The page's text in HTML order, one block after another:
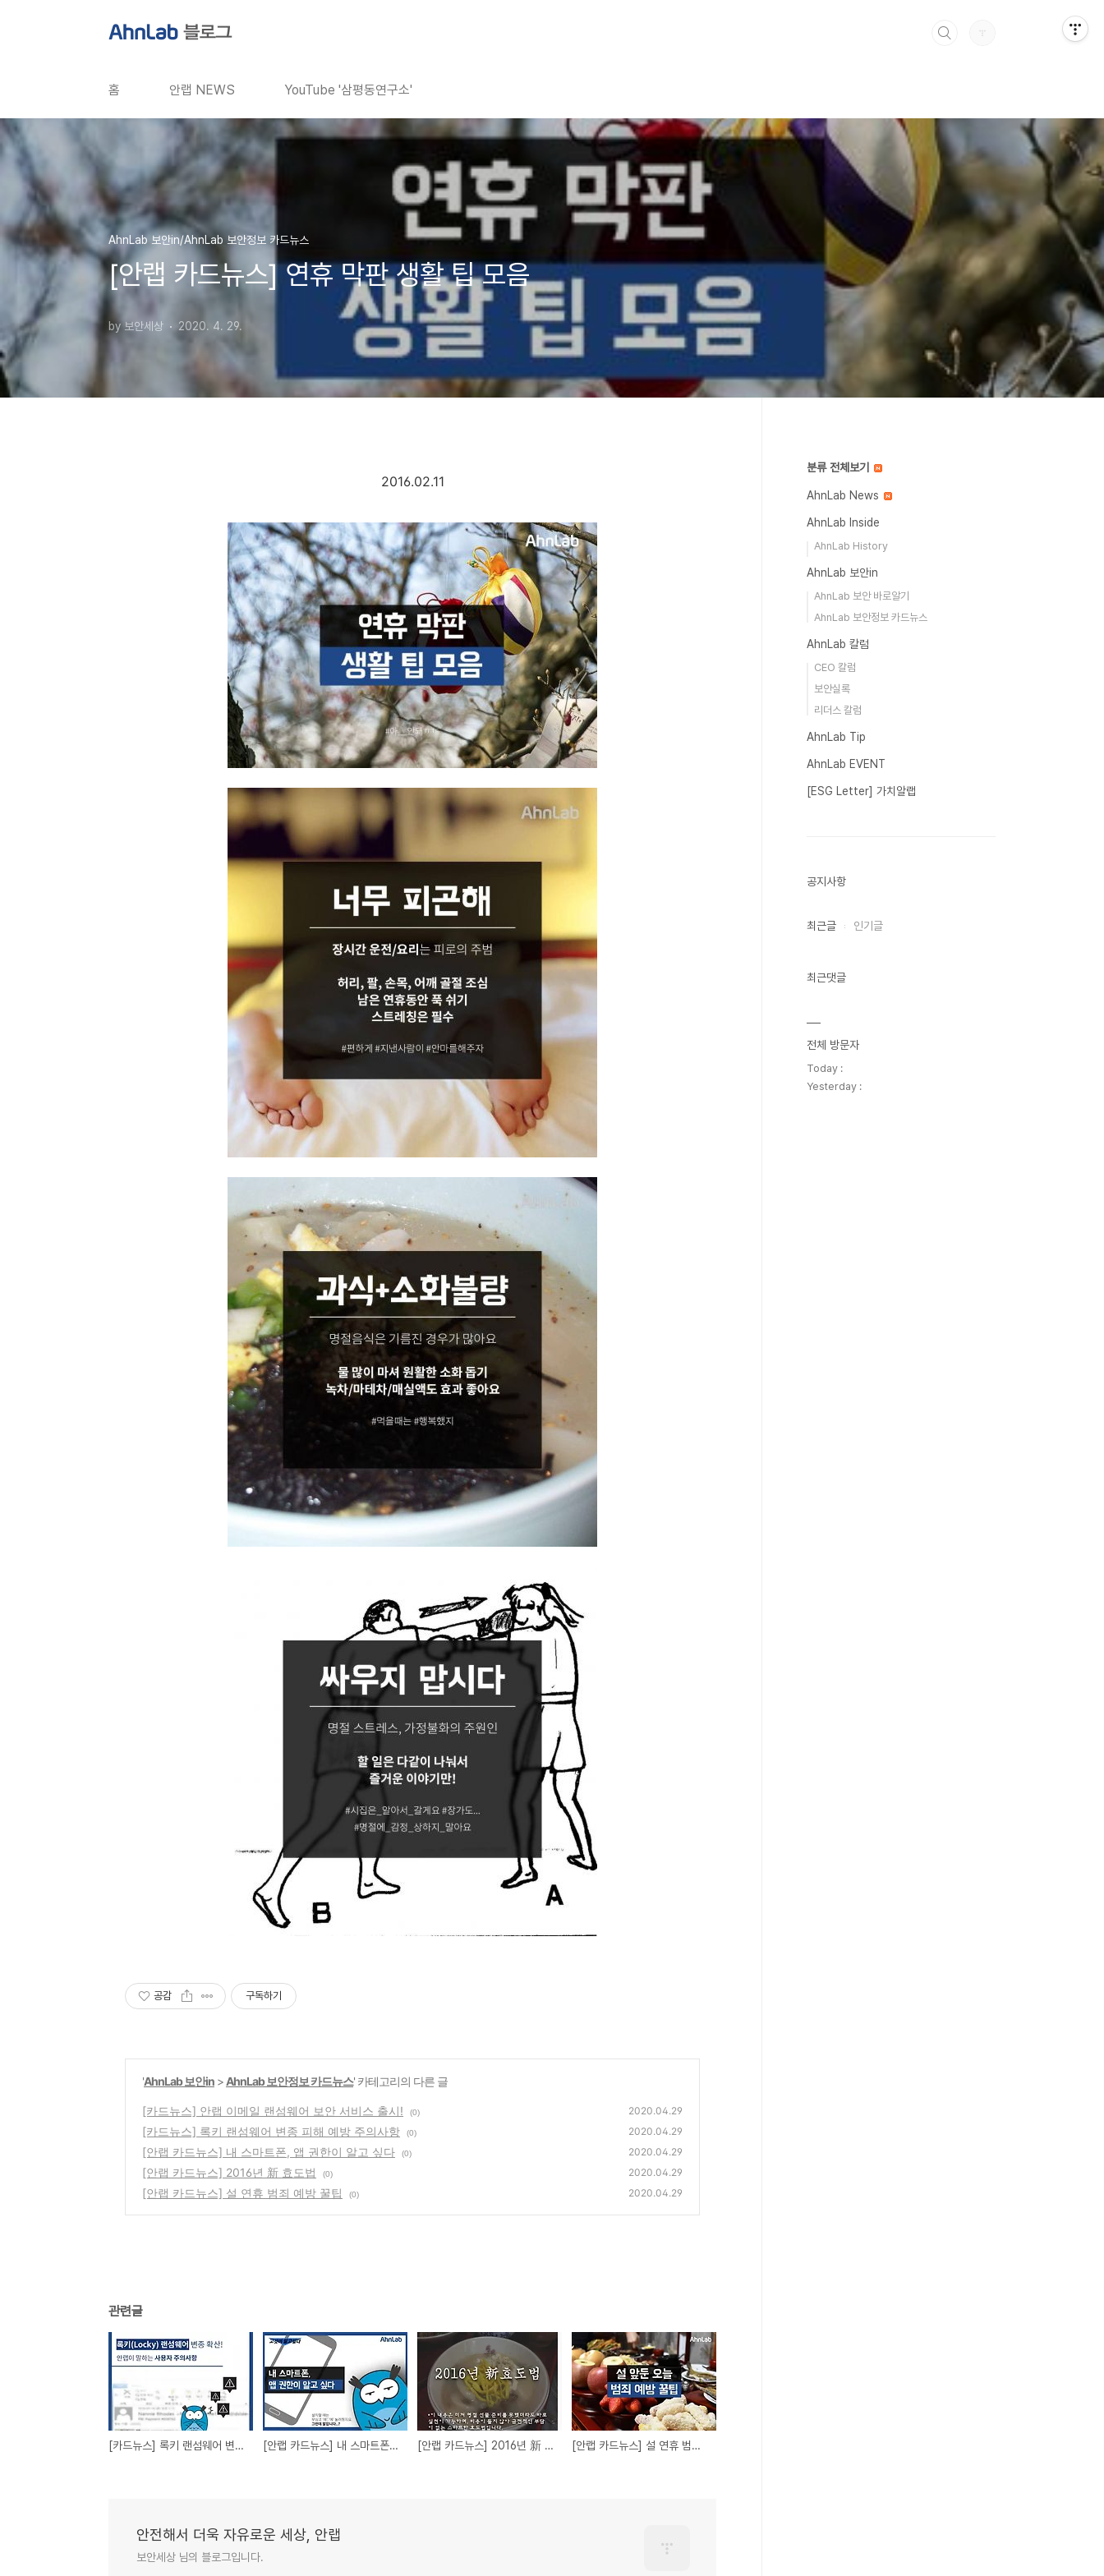
홈 안랩 NEWS YouTube '삼평동연구소'
AhnLab 보안in/AhnLab 보안정보 카드뉴스
[안랩 카드뉴스] 연휴 막판 생활 팁 모음
by 보안세상 2020. 4. 29.
2016.02.11
공감 구독하기
'AhnLab 보안in > AhnLab 보안정보 카드뉴스' 카테고리의 다른 글
[카드뉴스] 안랩 이메일 랜섬웨어 보안 서비스 출시! (0) 2020.04.29
[카드뉴스] 록키 랜섬웨어 변종 피해 예방 주의사항 (0) 2020.04.29
[안랩 카드뉴스] 내 스마트폰, 앱 권한이 알고 싶다 (0) 2020.04.29
[안랩 카드뉴스] 2016년 新 효도법 (0) 2020.04.29
[안랩 카드뉴스] 설 연휴 범죄 예방 꿀팁 (0) 2020.04.29
관련글
[카드뉴스] 록키 랜섬웨어 변종 피해 예방 주의사항 [안랩 카드뉴스] 내 스마트폰, 앱 권한이 알고 싶다 [안랩 카드뉴스] 2016년 新 효도법 [안랩 카드뉴스] 설 연휴 범죄 예방 꿀팁
안전해서 더욱 자유로운 세상, 안랩
보안세상 님의 블로그입니다.
분류 전체보기
AhnLab News
AhnLab Inside
AhnLab History
AhnLab 보안in
AhnLab 보안 바로알기
AhnLab 보안정보 카드뉴스
AhnLab 칼럼
CEO 칼럼
보안실록
리더스 칼럼
AhnLab Tip
AhnLab EVENT
[ESG Letter] 가치알랩
공지사항
최근글 인기글
최근댓글
전체 방문자
Today :
Yesterday :